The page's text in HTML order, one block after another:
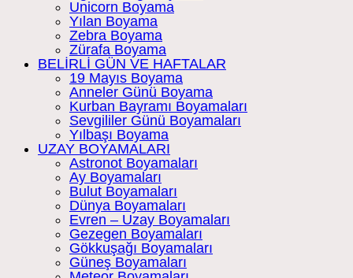
Unicorn Boyama
Yılan Boyama
Zebra Boyama
Zürafa Boyama
BELİRLİ GÜN VE HAFTALAR
19 Mayıs Boyama
Anneler Günü Boyama
Kurban Bayramı Boyamaları
Sevgililer Günü Boyamaları
Yılbaşı Boyama
UZAY BOYAMALARI
Astronot Boyamaları
Ay Boyamaları
Bulut Boyamaları
Dünya Boyamaları
Evren – Uzay Boyamaları
Gezegen Boyamaları
Gökkuşağı Boyamaları
Güneş Boyamaları